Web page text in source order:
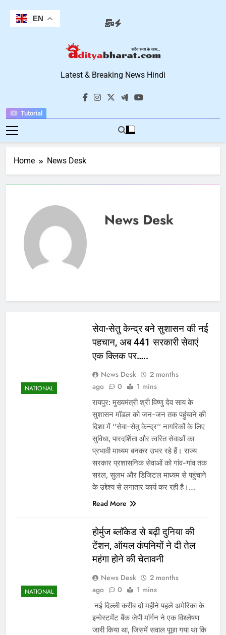
content
Tutorial
Aditya Bharat
Hindi News
Latest & Breaking News Hindi
Home News Desk
News Desk
NATIONAL
सेवा-सेतु केन्द्र बने सुशासन की नई
पहचान, अब 441 सरकारी सेवाएं
एक क्लिक पर…..
News Desk
2 months
ago
0 1 mins
रायपुर: मुख्यमंत्री श्री विष्णु देव साय के
सुशासन मॉडल को जन-जन तक पहुंचाने की
दिशा में ‘‘सेवा-सेतु केन्द्र’’ नागरिकों के लिए
सुविधा, पारदर्शिता और त्वरित सेवाओं का
प्रभावी माध्यम बनकर उभर रहे हैं। राज्य
सरकार प्रशासनिक सेवाओं को गांव-गांव तक
सरल, सुलभ और डिजिटल माध्यम से पहुंचाने
के उद्देश्य से लगातार कार्य कर रही है।…
Read More
NATIONAL
होर्मुज ब्लॉकेड से बढ़ी दुनिया की
टेंशन, ऑयल कंपनियों ने दी तेल
महंगा होने की चेतावनी
News Desk
2 months
ago
0 1 mins
नई दिल्ली करीब दो महीने पहले अमेरिका के
इन्वेस्टमेंट बैंक जेपी मॉर्गन ने एक विश्लेषण
जारी किया था, जिसमें सवाल पूछा गया था कि
EN